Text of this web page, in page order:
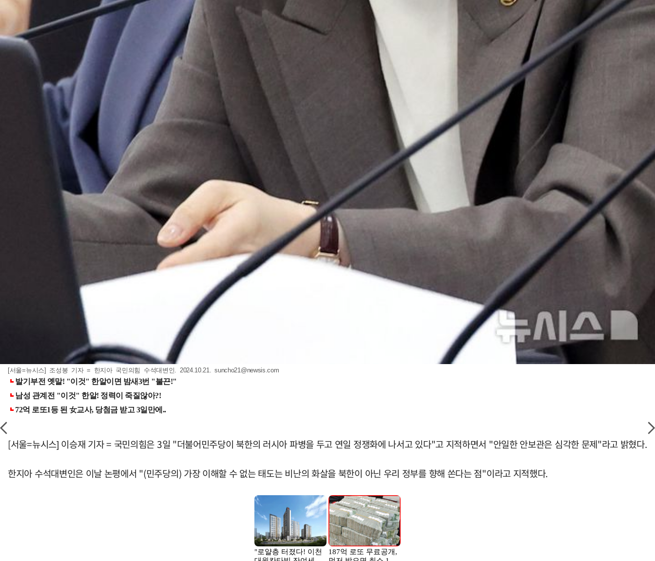
[서울=뉴시스] 조성봉 기자 = 한지아 국민의힘 수석대변인. 2024.10.21.suncho21@newsis.com
[서울=뉴시스] 이승재 기자 = 국민의힘은 3일 "더불어민주당이 북한의 러시아 파병을 두고 연일 정쟁화에 나서고 있다"고 지적하면서 "안일한 안보관은 심각한 문제"라고 밝혔다.
한지아 수석대변인은 이날 논평에서 "(민주당의) 가장 이해할 수 없는 태도는 비난의 화살을 북한이 아닌 우리 정부를 향해 쏜다는 점"이라고 지적했다.